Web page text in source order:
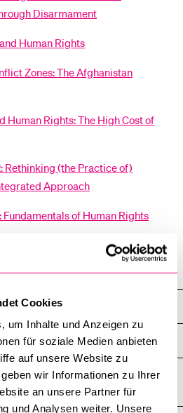
Cookies
um Inhalte und Anzeigen zu
für soziale Medien anbieten
auf unsere Website zu
wir Informationen zu Ihrer
an unsere Partner für
und Analysen weiter. Unsere
Health
and International Humanitarian
Disarmament
Human Rights
Zones: The Afghanistan
Human Rights: The High Cost of
Rethinking (the Practice of)
Approach
Fundamentals of Human Rights